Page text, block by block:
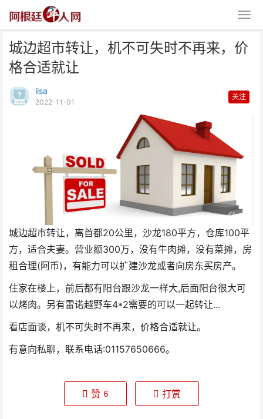
城边超市转让，机不可失时不再来，价
格合适就让
lisa
2022-11-01
关注
城边超市转让，离首都20公里，沙龙180平方，仓库100平
方，适合夫妻。营业额300万，没有牛肉摊，没有菜摊，房
租合理(阿币)，有能力可以扩建沙龙或者向房东买房产。
住家在楼上，前后都有阳台跟沙龙一样大,后面阳台很大可
以烤肉。另有雷诺越野车4*2需要的可以一起转让...
看店面谈，机不可失时不再来，价格合适就让。
有意向私聊，联系电话:01157650666。
城边超市转让，机不可失时不再
来，价格合适就让
赞 6 打赏